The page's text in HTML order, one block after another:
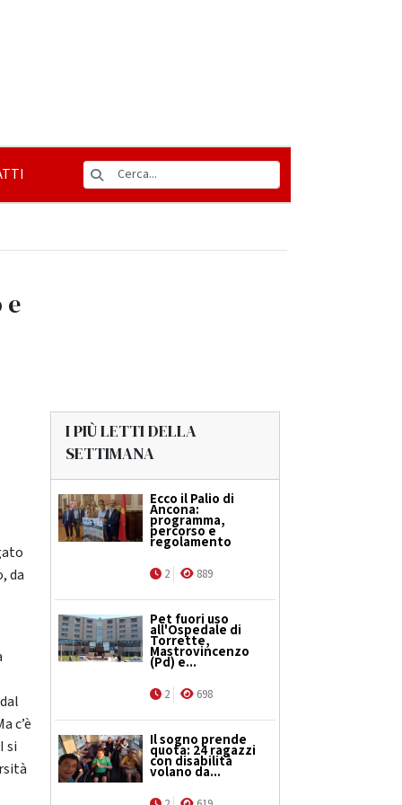
e
da
c’è
si
I PIÙ LETTI DELLA
SETTIMANA
Ecco il Palio di
Ancona:
programma,
percorso e
regolamento
2 889
Pet fuori uso
all'Ospedale di
Torrette,
Mastrovincenzo
(Pd) e...
2 698
Il sogno prende
quota: 24 ragazzi
con disabilità
volano da...